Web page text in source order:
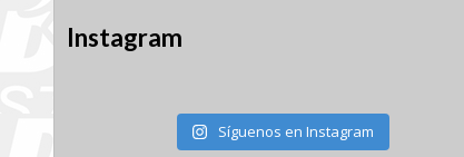
Instagram
Síguenos en Instagram